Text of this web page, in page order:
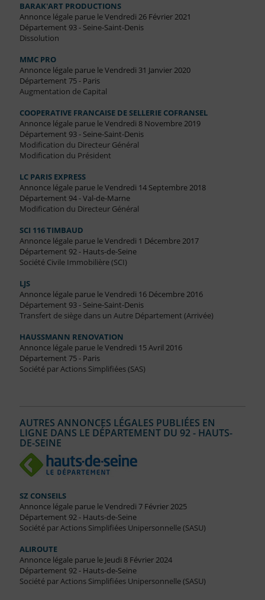
BARAK'ART PRODUCTIONS
Annonce légale parue le Vendredi 26 Février 2021
Département 93 - Seine-Saint-Denis
Dissolution
MMC PRO
Annonce légale parue le Vendredi 31 Janvier 2020
Département 75 - Paris
Augmentation de Capital
COOPERATIVE FRANCAISE DE SELLERIE COFRANSEL
Annonce légale parue le Vendredi 8 Novembre 2019
Département 93 - Seine-Saint-Denis
Modification du Directeur Général
Modification du Président
LC PARIS EXPRESS
Annonce légale parue le Vendredi 14 Septembre 2018
Département 94 - Val-de-Marne
Modification du Directeur Général
SCI 116 TIMBAUD
Annonce légale parue le Vendredi 1 Décembre 2017
Département 92 - Hauts-de-Seine
Société Civile Immobilière (SCI)
LJS
Annonce légale parue le Vendredi 16 Décembre 2016
Département 93 - Seine-Saint-Denis
Transfert de siège dans un Autre Département (Arrivée)
HAUSSMANN RENOVATION
Annonce légale parue le Vendredi 15 Avril 2016
Département 75 - Paris
Société par Actions Simplifiées (SAS)
AUTRES ANNONCES LÉGALES PUBLIÉES EN
LIGNE DANS LE DÉPARTEMENT DU 92 - HAUTS-
DE-SEINE
SZ CONSEILS
Annonce légale parue le Vendredi 7 Février 2025
Département 92 - Hauts-de-Seine
Société par Actions Simplifiées Unipersonnelle (SASU)
ALIROUTE
Annonce légale parue le Jeudi 8 Février 2024
Département 92 - Hauts-de-Seine
Société par Actions Simplifiées Unipersonnelle (SASU)